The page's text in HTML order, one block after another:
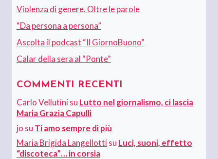
Violenza di genere. Oltre le parole
“Da persona a persona”
Ascolta il podcast “Il GiornoBuono”
Calar della sera al “Ponte”
COMMENTI RECENTI
Carlo Vellutinisu Lutto nel giornalismo, ci lascia
Maria Grazia Capulli
jo su Ti amo sempre di più
Maria Brigida Langellottisu Luci, suoni, effetto
“discoteca”… in corsia